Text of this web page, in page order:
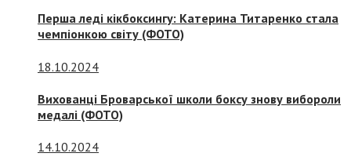
Перша леді кікбоксингу: Катерина Титаренко стала
чемпіонкою світу (ФОТО)
18.10.2024
Вихованці Броварської школи боксу знову вибороли
медалі (ФОТО)
14.10.2024